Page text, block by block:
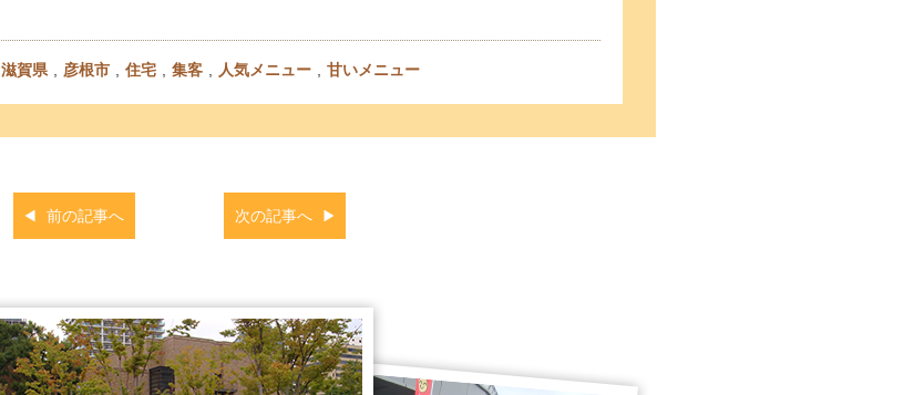
滋賀県 彦根市 住宅 集客 人気メニュー 甘いメニュー
前の記事へ 次の記事へ